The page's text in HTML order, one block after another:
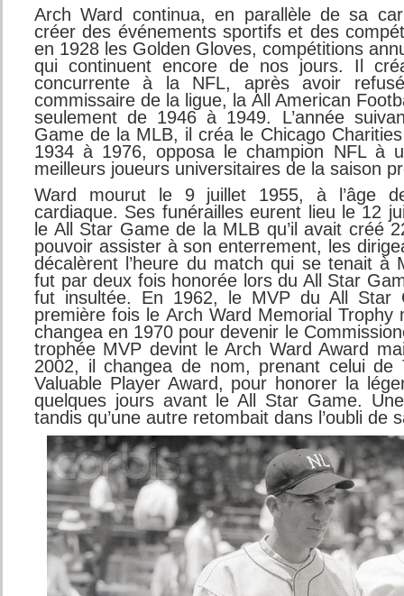
Arch Ward continua, en parallèle de sa
créer des événements sportifs et des
en 1928 les Golden Gloves, compétitions
qui continuent encore de nos jours. Il
concurrente à la NFL, après avoir
commissaire de la ligue, la All American
seulement de 1946 à 1949. L’année
Game de la MLB, il créa le Chicago
1934 à 1976, opposa le champion NFL à
meilleurs joueurs universitaires de la saison
Ward mourut le 9 juillet 1955, à l’âge
cardiaque. Ses funérailles eurent lieu le 12
le All Star Game de la MLB qu’il avait créé
pouvoir assister à son enterrement, les
décalèrent l’heure du match qui se tenait à
fut par deux fois honorée lors du All Star
fut insultée. En 1962, le MVP du All Star
première fois le Arch Ward Memorial
changea en 1970 pour devenir le
trophée MVP devint le Arch Ward Award
2002, il changea de nom, prenant celui de
Valuable Player Award, pour honorer la
quelques jours avant le All Star Game.
tandis qu’une autre retombait dans l’oubli de